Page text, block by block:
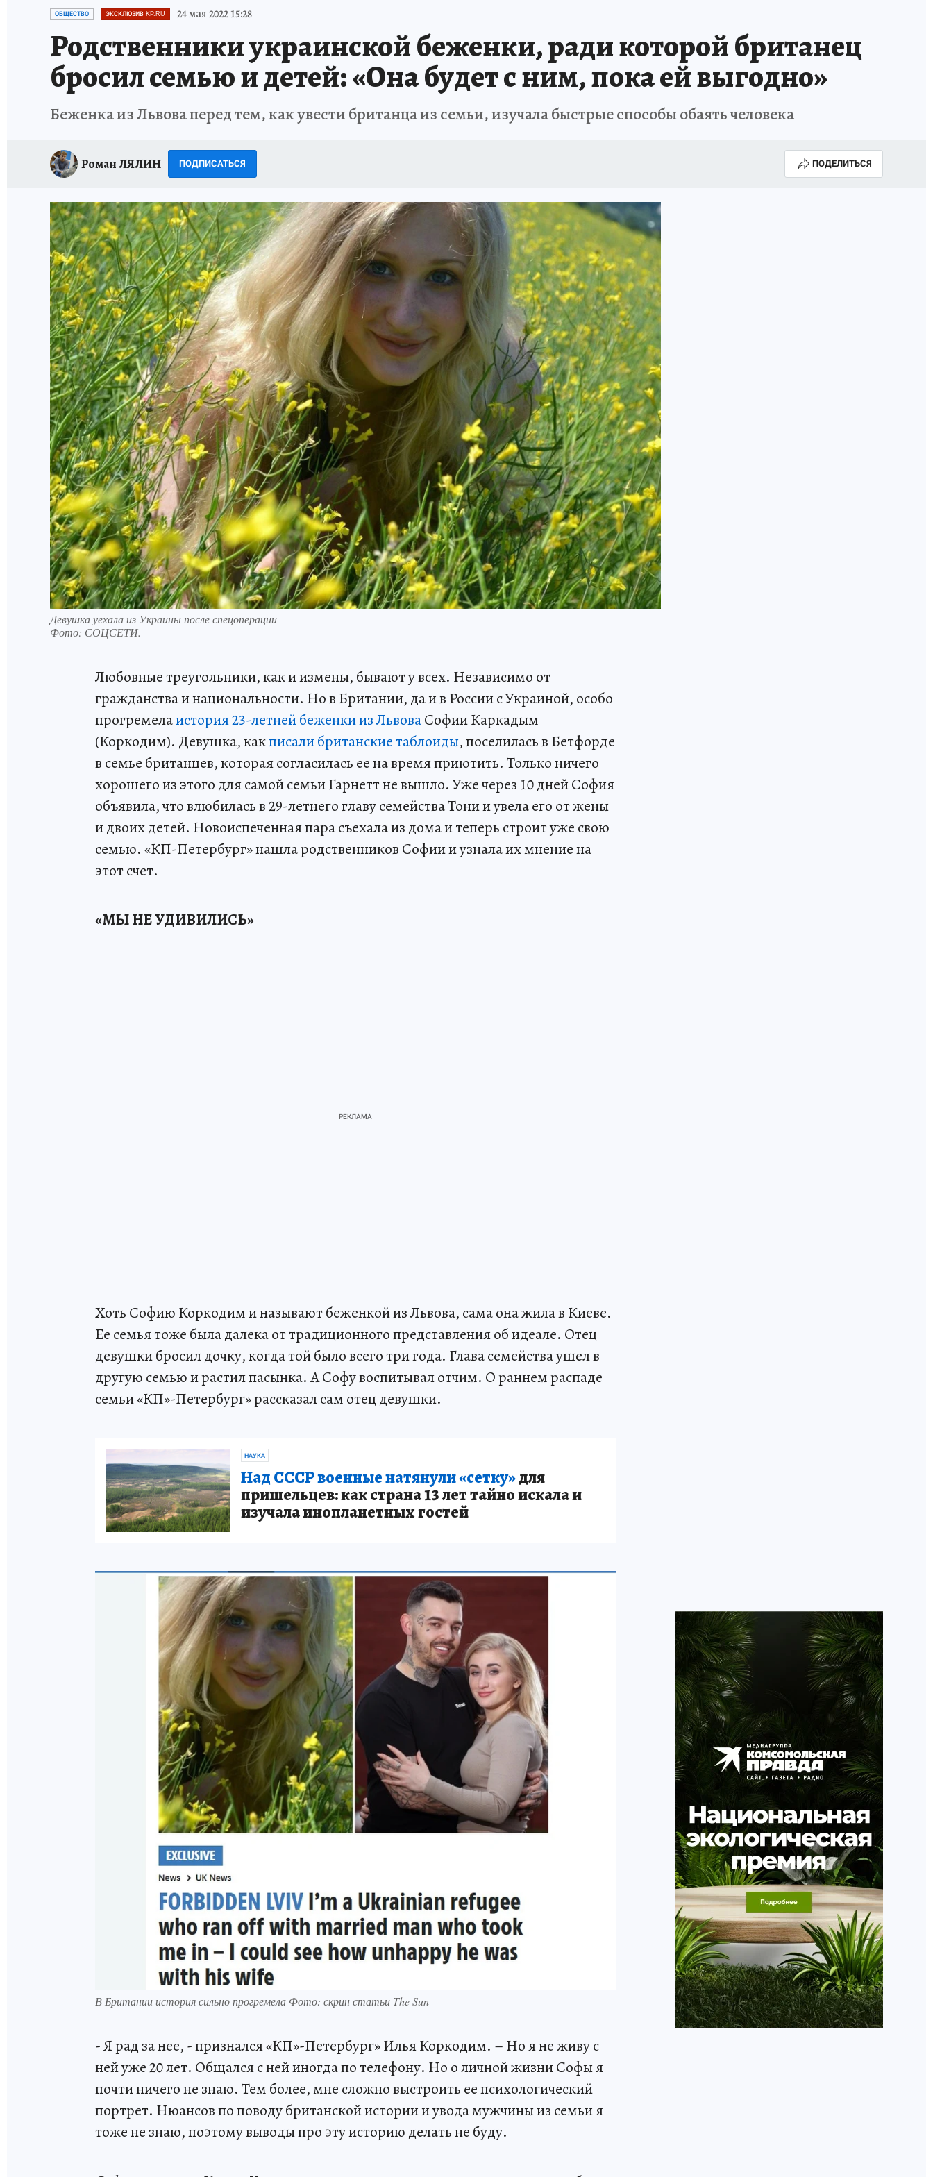
ПЕТЕРБУРГСКАЯ СТРОЙКА НЕИЗВЕСТНАЯ БЛОКАДА
ОБЩЕСТВО ЭКСКЛЮЗИВ KP.RU 24 мая 2022 15:28
Родственники украинской беженки, ради которой британец
бросил семью и детей: «Она будет с ним, пока ей выгодно»
Беженка из Львова перед тем, как увести британца из семьи, изучала быстрые способы обаять человека
Роман ЛЯЛИН ПОДПИСАТЬСЯ ПОДЕЛИТЬСЯ
Девушка уехала из Украины после спецоперации
Фото: СОЦСЕТИ.
Любовные треугольники, как и измены, бывают у всех. Независимо от
гражданства и национальности. Но в Британии, да и в России с Украиной, особо
прогремелаистория 23-летней беженки из ЛьвоваСофии Каркадым
(Коркодим). Девушка, какписали британские таблоиды, поселилась в Бетфорде
в семье британцев, которая согласилась ее на время приютить. Только ничего
хорошего из этого для самой семьи Гарнетт не вышло. Уже через 10 дней София
объявила, что влюбилась в 29-летнего главу семейства Тони и увела его от жены
и двоих детей. Новоиспеченная пара съехала из дома и теперь строит уже свою
семью. «КП-Петербург» нашла родственников Софии и узнала их мнение на
этот счет.
«МЫ НЕ УДИВИЛИСЬ»
Хоть Софию Коркодим и называют беженкой из Львова, сама она жила в Киеве.
Ее семья тоже была далека от традиционного представления об идеале. Отец
девушки бросил дочку, когда той было всего три года. Глава семейства ушел в
другую семью и растил пасынка. А Софу воспитывал отчим. О раннем распаде
семьи «КП»-Петербург» рассказал сам отец девушки.
НАУКА
Над СССР военные натянули «сетку»для
пришельцев: как страна 13 лет тайно искала и
изучала инопланетных гостей
В Британии история сильно прогремела Фото: скрин статьи The Sun
- Я рад за нее, - признался «КП»-Петербург» Илья Коркодим. – Но я не живу с
ней уже 20 лет. Общался с ней иногда по телефону. Но о личной жизни Софы я
почти ничего не знаю. Тем более, мне сложно выстроить ее психологический
портрет. Нюансов по поводу британской истории и увода мужчины из семьи я
тоже не знаю, поэтому выводы про эту историю делать не буду.